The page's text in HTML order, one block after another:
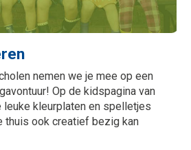
nemen we je mee op een
Op de kidspagina van
leuke kleurplaten en spelletjes
thuis ook creatief bezig kan